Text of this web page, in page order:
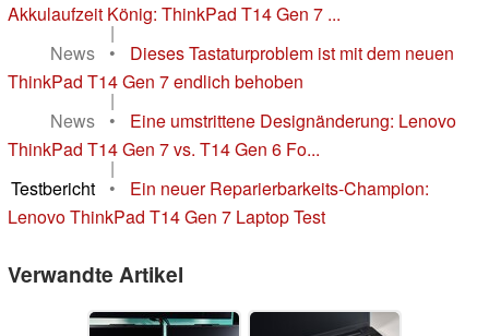
Akkulaufzeit König: ThinkPad T14 Gen 7 ...
|
News
•
Dieses Tastaturproblem ist mit dem neuen
ThinkPad T14 Gen 7 endlich behoben
|
News
•
Eine umstrittene Designänderung: Lenovo
ThinkPad T14 Gen 7 vs. T14 Gen 6 Fo...
|
Testbericht
•
Ein neuer Reparierbarkeits-Champion:
Lenovo ThinkPad T14 Gen 7 Laptop Test
Verwandte Artikel